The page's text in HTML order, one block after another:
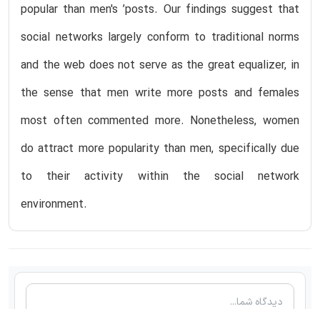
popular than men's ’posts. Our findings suggest that
social networks largely conform to traditional norms
and the web does not serve as the great equalizer, in
the sense that men write more posts and females
most often commented more. Nonetheless, women
do attract more popularity than men, specifically due
to their activity within the social network
environment.